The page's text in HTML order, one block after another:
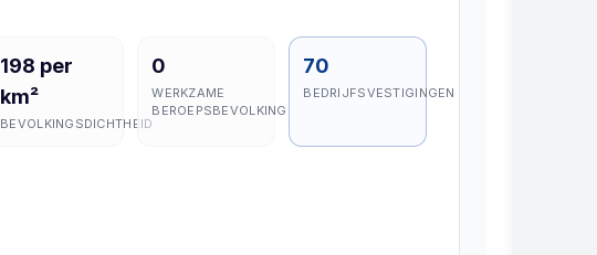
198 per
km²
BEVOLKINGSDICHTHEID
0
WERKZAME
BEROEPSBEVOLKING
70
BEDRIJFSVESTIGINGEN